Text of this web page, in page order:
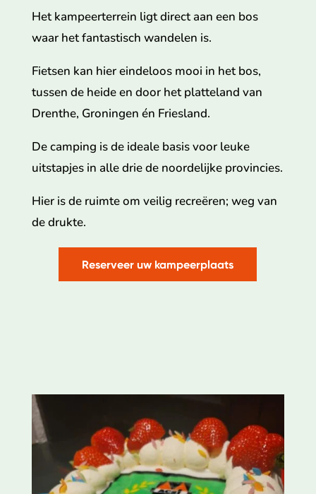
Het kampeerterrein ligt direct aan een bos
waar het fantastisch wandelen is.
Fietsen kan hier eindeloos mooi in het bos,
tussen de heide en door het platteland van
Drenthe, Groningen én Friesland.
De camping is de ideale basis voor leuke
uitstapjes in alle drie de noordelijke provincies.
Hier is de ruimte om veilig recreëren; weg van
de drukte.
Reserveer uw kampeerplaats